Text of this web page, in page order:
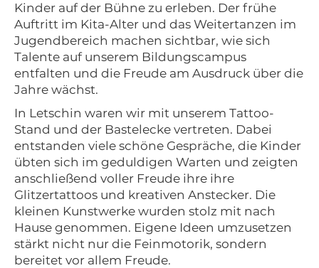
Kinder auf der Bühne zu erleben. Der frühe
Auftritt im Kita-Alter und das Weitertanzen im
Jugendbereich machen sichtbar, wie sich
Talente auf unserem Bildungscampus
entfalten und die Freude am Ausdruck über die
Jahre wächst.
In Letschin waren wir mit unserem Tattoo-
Stand und der Bastelecke vertreten. Dabei
entstanden viele schöne Gespräche, die Kinder
übten sich im geduldigen Warten und zeigten
anschließend voller Freude ihre ihre
Glitzertattoos und kreativen Anstecker. Die
kleinen Kunstwerke wurden stolz mit nach
Hause genommen. Eigene Ideen umzusetzen
stärkt nicht nur die Feinmotorik, sondern
bereitet vor allem Freude.